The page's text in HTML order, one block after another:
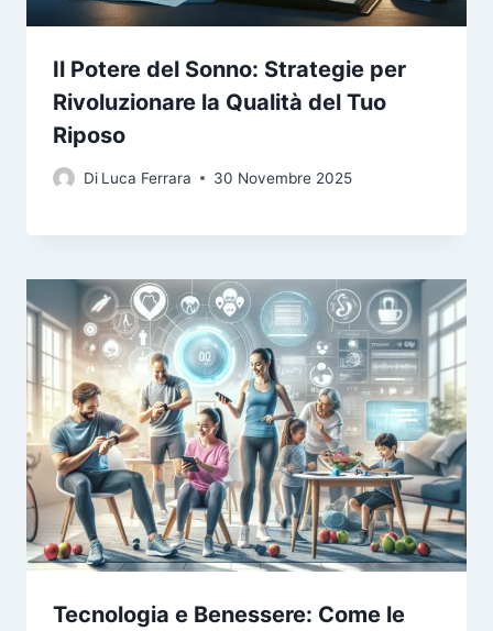
Il Potere del Sonno: Strategie per
Rivoluzionare la Qualità del Tuo
Riposo
Di Luca Ferrara 30 Novembre 2025
Tecnologia e Benessere: Come le